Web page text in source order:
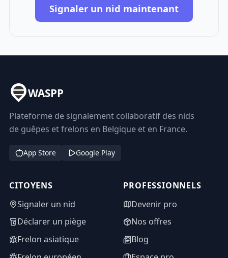
Signaler un nid maintenant
WASPP
Plateforme de signalement collaboratif des nids
de guêpes et frelons en Belgique et en France.
App Store Google Play
CITOYENS
Signaler un nid
Déclarer un piège
Frelon asiatique
PROFESSIONNELS
Devenir pro
Nos offres
Blog